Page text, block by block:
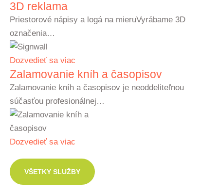
3D reklama
Priestorové nápisy a logá na mieruVyrábame 3D
označenia…
Dozvedieť sa viac
Zalamovanie kníh a časopisov
Zalamovanie kníh a časopisov je neoddeliteľnou
súčasťou profesionálnej…
Dozvedieť sa viac
VŠETKY SLUŽBY